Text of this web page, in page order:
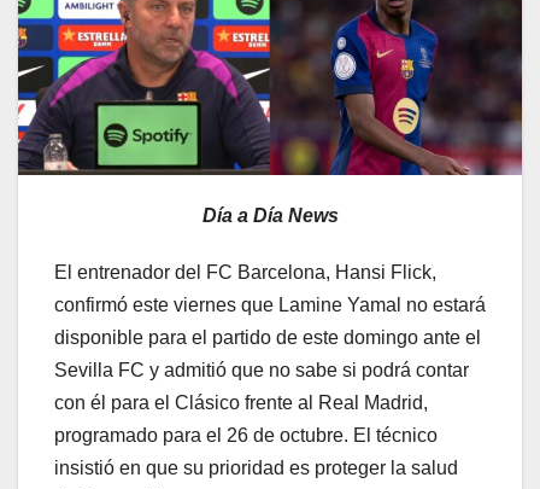
Día a Día News
El entrenador del FC Barcelona, Hansi Flick,
confirmó este viernes que Lamine Yamal no estará
disponible para el partido de este domingo ante el
Sevilla FC y admitió que no sabe si podrá contar
con él para el Clásico frente al Real Madrid,
programado para el 26 de octubre. El técnico
insistió en que su prioridad es proteger la salud